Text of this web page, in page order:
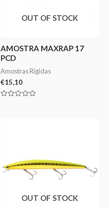
OUT OF STOCK
AMOSTRA MAXRAP 17
PCD
Amostras Rigidas
€15,10
OUT OF STOCK